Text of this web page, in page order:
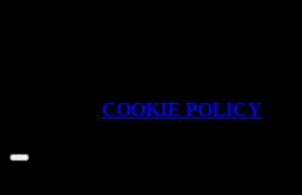
COOKIE POLICY